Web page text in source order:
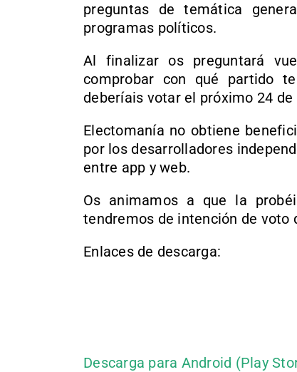
preguntas de temática
programas políticos.
Al finalizar os preguntará
comprobar con qué partido
deberíais votar el próximo 24 de
Electomanía no obtiene
por los desarrolladores
entre app y web.
Os animamos a que la
tendremos de intención de voto
Enlaces de descarga:
Descarga para Android (Play